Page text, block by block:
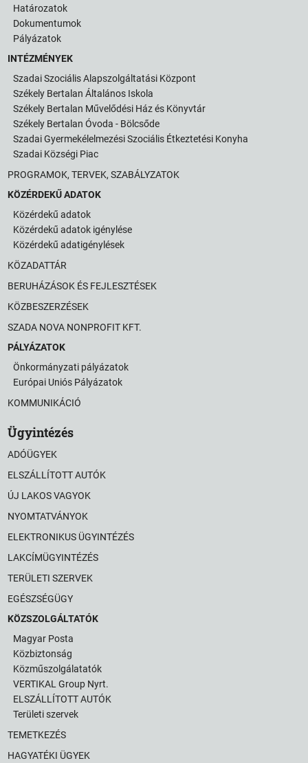
Határozatok
Dokumentumok
Pályázatok
INTÉZMÉNYEK
Szadai Szociális Alapszolgáltatási Központ
Székely Bertalan Általános Iskola
Székely Bertalan Művelődési Ház és Könyvtár
Székely Bertalan Óvoda - Bölcsőde
Szadai Gyermekélelmezési Szociális Étkeztetési Konyha
Szadai Községi Piac
PROGRAMOK, TERVEK, SZABÁLYZATOK
KÖZÉRDEKŰ ADATOK
Közérdekű adatok
Közérdekű adatok igénylése
Közérdekű adatigénylések
KÖZADATTÁR
BERUHÁZÁSOK ÉS FEJLESZTÉSEK
KÖZBESZERZÉSEK
SZADA NOVA NONPROFIT KFT.
PÁLYÁZATOK
Önkormányzati pályázatok
Európai Uniós Pályázatok
KOMMUNIKÁCIÓ
Ügyintézés
ADÓÜGYEK
ELSZÁLLÍTOTT AUTÓK
ÚJ LAKOS VAGYOK
NYOMTATVÁNYOK
ELEKTRONIKUS ÜGYINTÉZÉS
LAKCÍMÜGYINTÉZÉS
TERÜLETI SZERVEK
EGÉSZSÉGÜGY
KÖZSZOLGÁLTATÓK
Magyar Posta
Közbiztonság
Közműszolgálatatók
VERTIKAL Group Nyrt.
ELSZÁLLÍTOTT AUTÓK
Területi szervek
TEMETKEZÉS
HAGYATÉKI ÜGYEK